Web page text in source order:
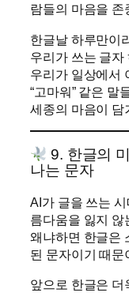
람들의 마음을 존
한글날 하루만이
우리가 쓰는 글자
우리가 일상에서
“고마워” 같은 말
세종의 마음이 담
9. 한글의
나는 문자
AI가 글을 쓰는
름다움을 잃지 않
왜냐하면 한글은
된 문자이기 때문
앞으로 한글은 더